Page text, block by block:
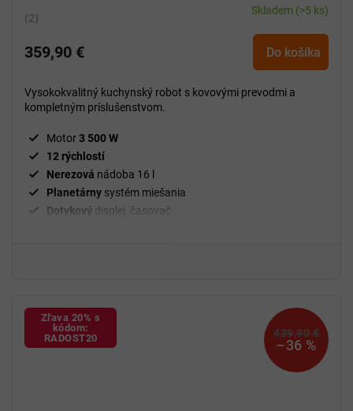
Priemerné
produktu
5,0
z
hviezdičiek.
Skladem (>5 ks)
359,90 € Do košíka
Vysokokvalitný kuchynský robot s kovovými prevodmi a
kompletným príslušenstvom.
Motor3 500 W
12 rýchlostí
Nerezová nádoba 16 l
Planetárny systém miešania
Dotykový displej, časovač
Zľava 20% s
kódom:
RADOST20
439,90 €
–36 %